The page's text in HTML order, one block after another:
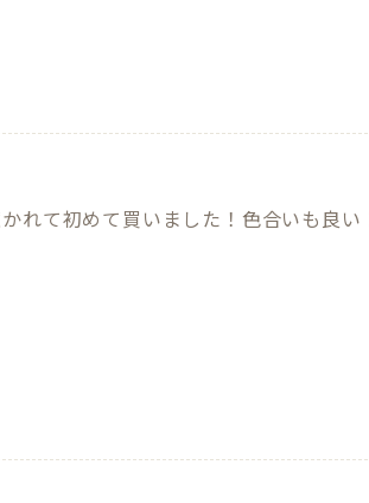
れて初めて買いました！色合いも良い